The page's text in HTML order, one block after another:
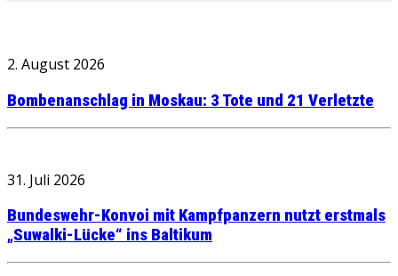
2. August 2026
Bombenanschlag in Moskau: 3 Tote und 21 Verletzte
31. Juli 2026
Bundeswehr-Konvoi mit Kampfpanzern nutzt erstmals
„Suwalki-Lücke“ ins Baltikum